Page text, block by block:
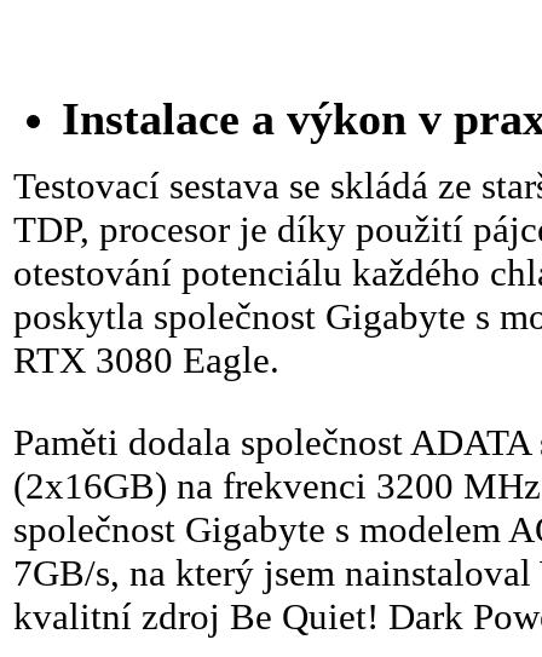
Instalace a výkon v
Testovací sestava se skládá ze
TDP, procesor je díky použití
otestování potenciálu každého
poskytla společnost Gigabyte s
RTX 3080 Eagle.
Paměti dodala společnost
(2x16GB) na frekvenci 3200
společnost Gigabyte s modelem
7GB/s, na který jsem
kvalitní zdroj Be Quiet! Dark